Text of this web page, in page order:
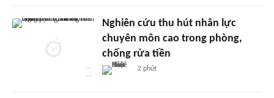
Nghiên cứu thu hút nhân lực
chuyên môn cao trong phòng,
chống rửa tiền
2 phút